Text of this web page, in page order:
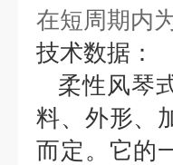
在短周期内
技术数据：
柔性风琴
料、外形、
而定。它的